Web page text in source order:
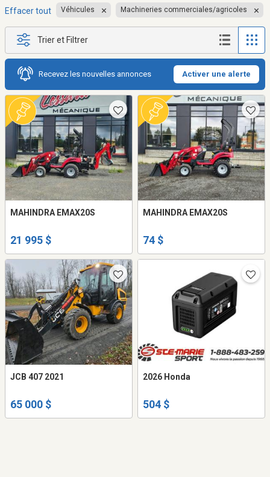
Effacer tout Véhicules Machineries commerciales/agricoles
Trier et Filtrer
Recevez les nouvelles annonces Activer une alerte
MAHINDRA EMAX20S
21 995 $
MAHINDRA EMAX20S
74 $
JCB 407 2021
65 000 $
2026 Honda
504 $